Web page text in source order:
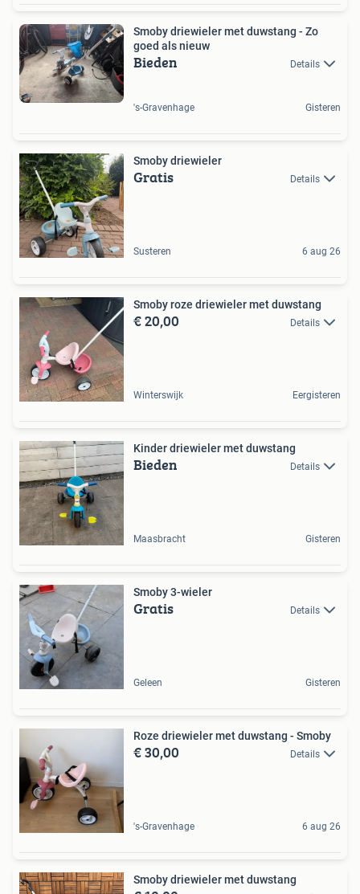
Smoby driewieler met duwstang - Zo
goed als nieuw
Bieden Details
's-Gravenhage Gisteren
Smoby driewieler
Gratis Details
Susteren 6 aug 26
Smoby roze driewieler met duwstang
€ 20,00 Details
Winterswijk Eergisteren
Kinder driewieler met duwstang
Bieden Details
Maasbracht Gisteren
Smoby 3-wieler
Gratis Details
Geleen Gisteren
Roze driewieler met duwstang - Smoby
€ 30,00 Details
's-Gravenhage 6 aug 26
Smoby driewieler met duwstang